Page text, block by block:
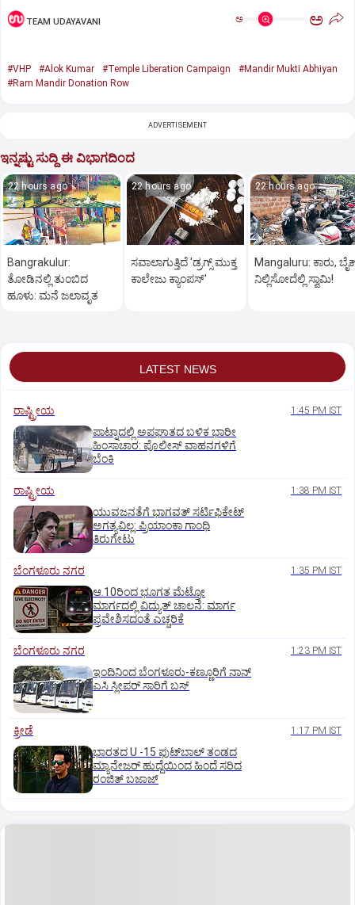
TEAM UDAYAVANI ಅ ಅ
#VHP #Alok Kumar #Temple Liberation Campaign
#Mandir Mukti Abhiyan
#Ram Mandir Donation Row
ADVERTISEMENT
ಇನ್ನಷ್ಟು ಸುದ್ದಿ ಈ ವಿಭಾಗದಿಂದ
22 hours ago
Bangrakulur:
ತೋಡಿನಲ್ಲಿ ತುಂಬಿದ
ಹೂಳು: ಮನೆ ಜಲಾವೃತ
22 hours ago
ಸವಾಲಾಗುತ್ತಿದೆ 'ಡ್ರಗ್ಸ್‌ ಮುಕ್ತ
ಕಾಲೇಜು ಕ್ಯಾಂಪಸ್‌'
22 hours ago
Mangaluru: ಕಾರು,
ನಿಲ್ಲಿಸೋದೆಲ್ಲಿ ಸ್ವಾಮಿ!
LATEST NEWS
ರಾಷ್ಟ್ರೀಯ 1:45 PM IST
ಪಾಟ್ನಾದಲ್ಲಿ ಅಪಘಾತದ ಬಳಿಕ ಭಾರೀ
ಹಿಂಸಾಚಾರ: ಪೊಲೀಸ್‌ ವಾಹನಗಳಿಗೆ
ಬೆಂಕಿ
ರಾಷ್ಟ್ರೀಯ 1:38 PM IST
ಯುವಜನತೆಗೆ ಭಾಗವತ್ ಸರ್ಟಿಫಿಕೇಟ್
ಅಗತ್ಯವಿಲ್ಲ: ಪ್ರಿಯಾಂಕಾ ಗಾಂಧಿ
ತಿರುಗೇಟು
ಬೆಂಗಳೂರು ನಗರ 1:35 PM IST
ಆ.10ರಿಂದ ಭೂಗತ ಮೆಟ್ರೋ
ಮಾರ್ಗದಲ್ಲಿ ವಿದ್ಯುತ್‌ ಚಾಲನೆ: ಮಾರ್ಗ
ಪ್ರವೇಶಿಸದಂತೆ ಎಚ್ಚರಿಕೆ
ಬೆಂಗಳೂರು ನಗರ 1:23 PM IST
ಇಂದಿನಿಂದ ಬೆಂಗಳೂರು-ಕಣ್ಣೂರಿಗೆ ನಾನ್‌
ಎಸಿ ಸ್ಲೀಪರ್‌ ಸಾರಿಗೆ ಬಸ್‌
ಕ್ರೀಡೆ 1:17 PM IST
ಭಾರತದ U -15 ಫುಟ್‌ಬಾಲ್ ತಂಡದ
ಮ್ಯಾನೇಜರ್‌ ಹುದ್ದೆಯಿಂದ ಹಿಂದೆ ಸರಿದ
ರಂಜಿತ್‌ ಬಜಾಜ್‌